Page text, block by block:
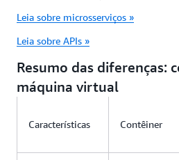
Leia sobre microsserviços »
Leia sobre APIs »
Resumo das diferenças:
máquina virtual
Características Contêiner